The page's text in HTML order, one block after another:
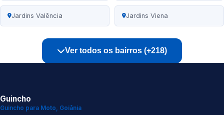
Jardins Valência Jardins Viena
Ver todos os bairros (+218)
Guincho
Guincho para Moto, Goiânia